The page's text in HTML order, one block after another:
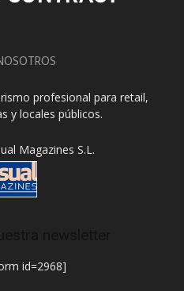
profesional para retail,
y locales públicos.
Magazines S.L.
id=2968]